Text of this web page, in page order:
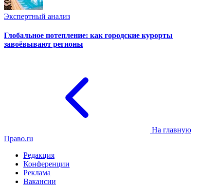
Экспертный анализ
Глобальное потепление: как городские курорты
завоёвывают регионы
На главную
Право.ru
Редакция
Конференции
Реклама
Вакансии